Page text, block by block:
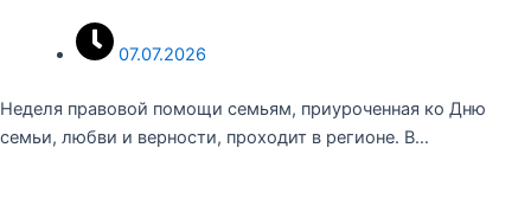
07.07.2026
Неделя правовой помощи семьям, приуроченная ко Дню
семьи, любви и верности, проходит в регионе. В…